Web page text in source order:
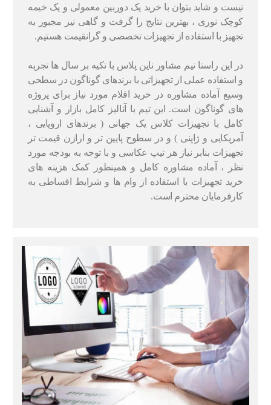
نیست و شاید بتوان با خرید یک دوربین معمولی و یک خیمه
کوچک نوری ، بهترین نتایج را گرفت و گاهی نیز مجبور به
تجهیز با استفاده از تجهیزات تخصصی و گرانقیمت هستیم.
در این راستا تیم مشاور ناین پلاس با تکیه بر سال ها تجربه
و استفاده عملی از تجهیزاتی با برندهای گوناگون در سطحی
وسیع آماده مشاوره در خرید اقلام مورد نیاز برای پروژه
های گوناگون است. این تیم با آنالیز کامل بازار و آشنایی
کامل با تجهیزات کلاس یک جهانی ( برندهای اروپایی ،
آمریکایی و ژاپنی ) و در سطوح پایین تر و ارازن قیمت تر
تجهیزات بنابر نیاز هر تیپ عکاسی و با توجه به بودجه مورد
نظر ، آماده مشاوره کامل و همینطور کمک هزینه های
خرید تجهیزات با استفاده از وام ها و شرایط اقساطی به
کارفرمایان محترم است.